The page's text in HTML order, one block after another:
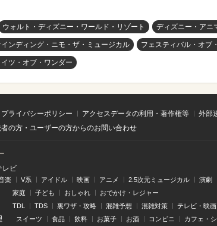
ウォルト・ディズニー・ワールド・リゾート ディズニー・アニ
インディング・ニモ・ザ・ミュージカル フェスティバル・オブ
イツ・オブ・ワンダー
プライバシーポリシー アクセスデータの利用・著作権等 外部
の方・ユーザーの方からのお問い合わせ
レビ
楽 V系 アイドル 映画 アニメ 2.5次元ミュージカル 演劇
家庭 子ども おしゃれ おでかけ・レジャー
TDL TDS 裏ワザ・攻略 混雑予想 混雑対策 テレビ・映画
スイーツ 食品 飲料 お菓子 お酒 コンビニ カフェ・